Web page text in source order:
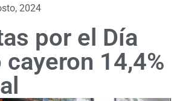
2024
por el Día
14,4%